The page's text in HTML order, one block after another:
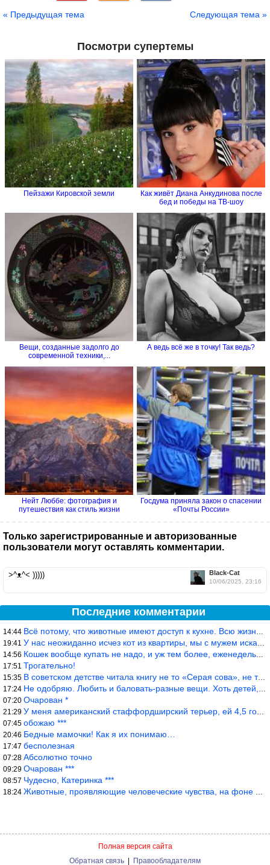
« Предыдущая тема Следующая тема »
Посмотри супертемы
Пейзажи Кировской земли
Как живёт Диана Анкудинова после
бед и победы на ТВ-шоу
Вещи, созданные задолго до
современной техники,...
А ведь всё же в точку! Так ведь?
Нейт Люббе: фотография и
путешествия как стиль жизни
Госдума приняла закон о спасении
«Почты России»
Только зарегистрированные и авторизованные
пользователи могут оставлять комментарии.
Black-Cat
10/06/2025, 23:16
>^ᴥ^< )))))
Последние комментарии
14:44 Всё потому, что животные имеют доступ к кухне. Всю жизнь живу с
19:41 У нас неожиданно исчез кот из квартиры, мы с мужем искали повсюд
14:56 Кошек вообще купать не надо, и уж тем более, еженедельно, как лю
17:51 Трогательно!
15:35 В советском детстве читала книгу не то «Серая сова», не то ещё к
17:24 Не одобряю. Любить и баловать-разные вещи. Хоть детей, хоть коше
07:20 Очарован *
21:29 У меня американский стаффордширский терьер, ей 4,5 года, но ни р
07:45 обожаю ***
20:46 Бедные мамочки! Как я их понимаю…
17:47 бесполезная
07:28 Абсолютно точно
09:29 Очарован ***
08:57 Чудесно, Катеринка ***
18:24 Животные, проявляющие человеческие чувства, на фоне озверевших д
Полная версия сайта
Обратная связь | Правообладателям